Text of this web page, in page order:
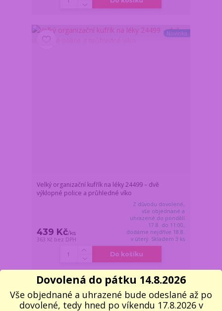
Novinka
Velký organizační kufřík na léky 24499 – dvě
výklopné police a průhledné víko
439 Kč/ks
363 Kč bez DPH
Z důvodu dovolené,
vše objednané a
uhrazené do pondělí
17.8. do 11:00,
dodáme nejdříve 18.8.
v úterý. Skladem 3 ks
Do košíku
Dovolená do pátku 14.8.2026
Vše objednané a uhrazené bude odeslané až po
dovolené, tedy hned po víkendu 17.8.2026 v